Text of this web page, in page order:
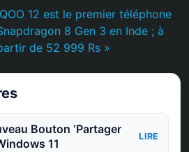
12 est le premier téléphone
8 Gen 3 en Inde ; à
de 52 999 Rs »
Bouton ‘Partager
11
LIRE